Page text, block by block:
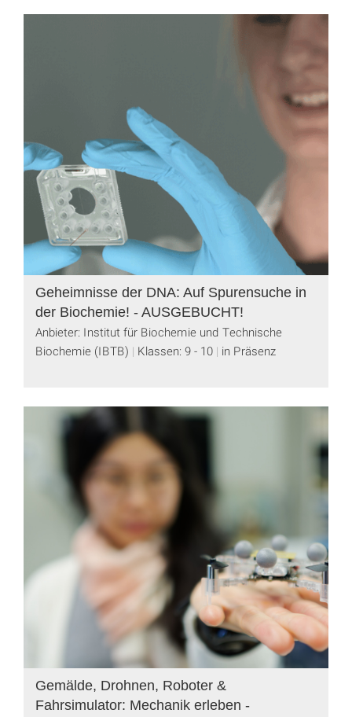
Geheimnisse der DNA: Auf Spurensuche in
der Biochemie! - AUSGEBUCHT!
Anbieter: Institut für Biochemie und Technische
Biochemie (IBTB)
Klassen: 9 - 10 in Präsenz
Gemälde, Drohnen, Roboter &
Fahrsimulator: Mechanik erleben -